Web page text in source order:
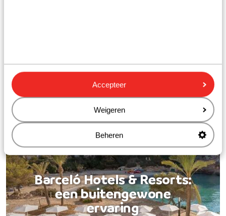
Accepteer
Weigeren
Beheren
Barceló Hotels & Resorts:
een buitengewone
ervaring